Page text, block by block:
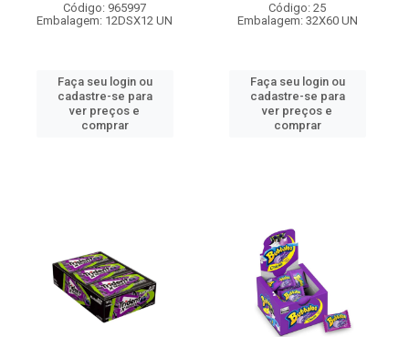
Código: 965997
Embalagem: 12DSX12 UN
Faça seu login ou
cadastre-se para
ver preços e
comprar
Código: 25
Embalagem: 32X60 UN
Faça seu login ou
cadastre-se para
ver preços e
comprar